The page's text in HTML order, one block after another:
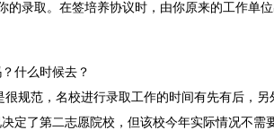
的录取。在签培养协议时，由你原来的工作单
什么时候去？
规范，名校进行录取工作的时间有先有后，
定了第二志愿院校，但该校今年实际情况不